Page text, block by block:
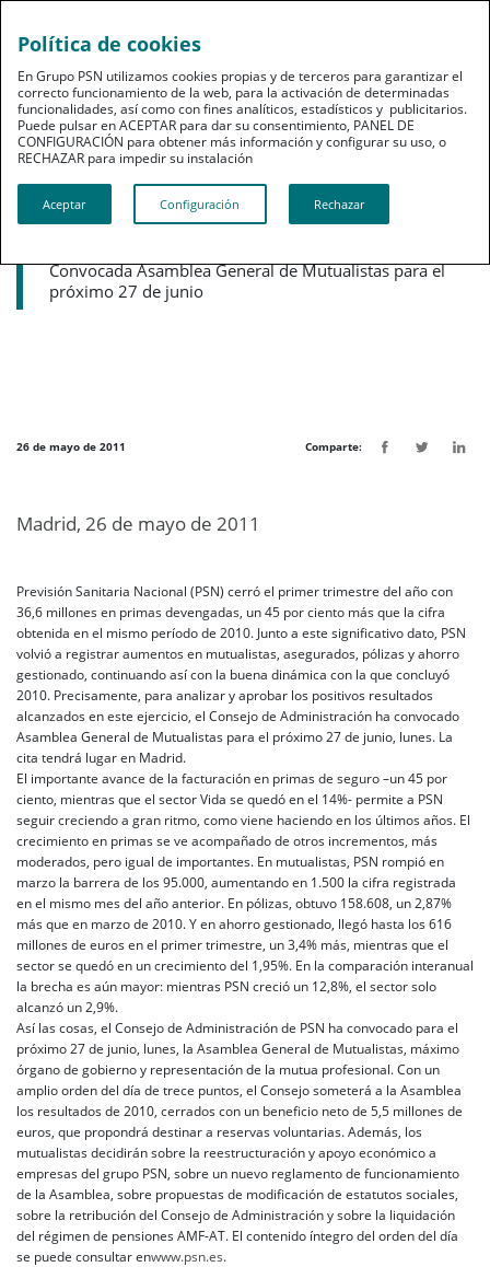
Noticias destacadas
PSN cierra el primer trimestre
Convocada Asamblea General de Mutualistas para el
próximo 27 de junio
26 de mayo de 2011 Comparte:
Madrid, 26 de mayo de 2011
Previsión Sanitaria Nacional (PSN) cerró el primer trimestre del año con
36,6 millones en primas devengadas, un 45 por ciento más que la cifra
obtenida en el mismo período de 2010. Junto a este significativo dato, PSN
volvió a registrar aumentos en mutualistas, asegurados, pólizas y ahorro
gestionado, continuando así con la buena dinámica con la que concluyó
2010. Precisamente, para analizar y aprobar los positivos resultados
alcanzados en este ejercicio, el Consejo de Administración ha convocado
Asamblea General de Mutualistas para el próximo 27 de junio, lunes. La
cita tendrá lugar en Madrid.
El importante avance de la facturación en primas de seguro –un 45 por
ciento, mientras que el sector Vida se quedó en el 14%- permite a PSN
seguir creciendo a gran ritmo, como viene haciendo en los últimos años. El
crecimiento en primas se ve acompañado de otros incrementos, más
moderados, pero igual de importantes. En mutualistas, PSN rompió en
marzo la barrera de los 95.000, aumentando en 1.500 la cifra registrada
en el mismo mes del año anterior. En pólizas, obtuvo 158.608, un 2,87%
más que en marzo de 2010. Y en ahorro gestionado, llegó hasta los 616
millones de euros en el primer trimestre, un 3,4% más, mientras que el
sector se quedó en un crecimiento del 1,95%. En la comparación interanual
la brecha es aún mayor: mientras PSN creció un 12,8%, el sector solo
alcanzó un 2,9%.
Así las cosas, el Consejo de Administración de PSN ha convocado para el
próximo 27 de junio, lunes, la Asamblea General de Mutualistas, máximo
órgano de gobierno y representación de la mutua profesional. Con un
amplio orden del día de trece puntos, el Consejo someterá a la Asamblea
los resultados de 2010, cerrados con un beneficio neto de 5,5 millones de
euros, que propondrá destinar a reservas voluntarias. Además, los
mutualistas decidirán sobre la reestructuración y apoyo económico a
empresas del grupo PSN, sobre un nuevo reglamento de funcionamiento
de la Asamblea, sobre propuestas de modificación de estatutos sociales,
sobre la retribución del Consejo de Administración y sobre la liquidación
del régimen de pensiones AMF-AT. El contenido íntegro del orden del día
se puede consultar enwww.psn.es.
Política de cookies
En Grupo PSN utilizamos cookies propias y de terceros para garantizar el
correcto funcionamiento de la web, para la activación de determinadas
funcionalidades, así como con fines analíticos, estadísticos y publicitarios.
Puede pulsar en ACEPTAR para dar su consentimiento, PANEL DE
CONFIGURACIÓN para obtener más información y configurar su uso, o
RECHAZAR para impedir su instalación​​​​​​​
Aceptar Configuración Rechazar